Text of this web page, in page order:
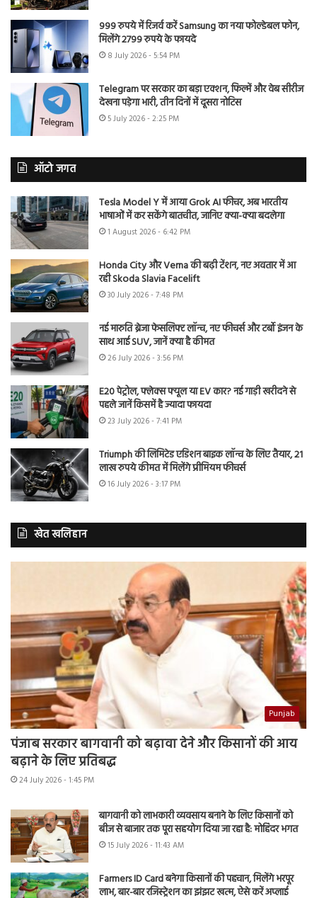
999 रुपये में रिजर्व करें Samsung का नया फोल्डेबल फोन,
मिलेंगे 2799 रुपये के फायदे
8 July 2026 - 5:54 PM
Telegram पर सरकार का बड़ा एक्शन, फिल्में और वेब सीरीज
देखना पड़ेगा भारी, तीन दिनों में दूसरा नोटिस
5 July 2026 - 2:25 PM
ऑटो जगत
Tesla Model Y में आया Grok AI फीचर, अब भारतीय
भाषाओं में कर सकेंगे बातचीत, जानिए क्या-क्या बदलेगा
1 August 2026 - 6:42 PM
Honda City और Verna की बढ़ी टेंशन, नए अवतार में आ
रही Skoda Slavia Facelift
30 July 2026 - 7:48 PM
नई मारुति ब्रेजा फेसलिफ्ट लॉन्च, नए फीचर्स और टर्बो इंजन के
साथ आई SUV, जानें क्या है कीमत
26 July 2026 - 3:56 PM
E20 पेट्रोल, फ्लेक्स फ्यूल या EV कार? नई गाड़ी खरीदने से
पहले जानें किसमें है ज्यादा फायदा
23 July 2026 - 7:41 PM
Triumph की लिमिटेड एडिशन बाइक लॉन्च के लिए तैयार, 21
लाख रुपये कीमत में मिलेंगे प्रीमियम फीचर्स
16 July 2026 - 3:17 PM
खेत खलिहान
Punjab
पंजाब सरकार बागवानी को बढ़ावा देने और किसानों की आय
बढ़ाने के लिए प्रतिबद्ध
24 July 2026 - 1:45 PM
बागवानी को लाभकारी व्यवसाय बनाने के लिए किसानों को
बीज से बाजार तक पूरा सहयोग दिया जा रहा है: मोहिंदर भगत
15 July 2026 - 11:43 AM
Farmers ID Card बनेगा किसानों की पहचान, मिलेंगे भरपूर
लाभ, बार-बार रजिस्ट्रेशन का झंझट खत्म, ऐसे करें अप्लाई